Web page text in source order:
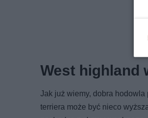
West highland
Jak już wiemy, dobra
terriera może być nieco